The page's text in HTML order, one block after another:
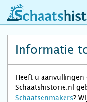
Informatie
Heeft u
Schaatshistorie.nl
Schaatsenmakers?